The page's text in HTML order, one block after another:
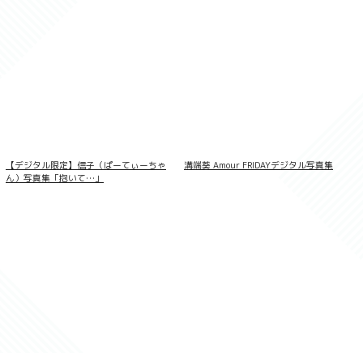
【デジタル限定】信子（ぱーてぃーちゃ
ん）写真集「抱いて…」
溝端葵 Amour FRIDAYデジタル写真集